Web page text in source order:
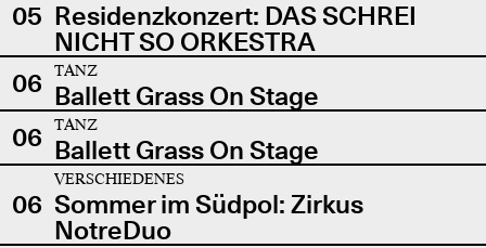
05 Residenzkonzert: DAS SCHREI
NICHT SO ORKESTRA
06
TANZ
Ballett Grass On Stage
06
TANZ
Ballett Grass On Stage
06
VERSCHIEDENES
Sommer im Südpol: Zirkus
NotreDuo